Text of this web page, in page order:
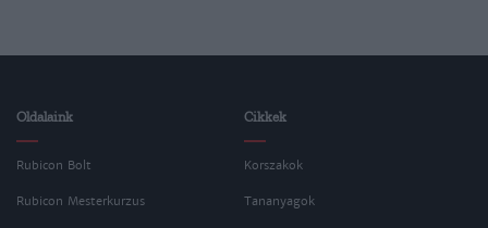
Oldalaink
Rubicon Bolt
Rubicon Mesterkurzus
Cikkek
Korszakok
Tananyagok